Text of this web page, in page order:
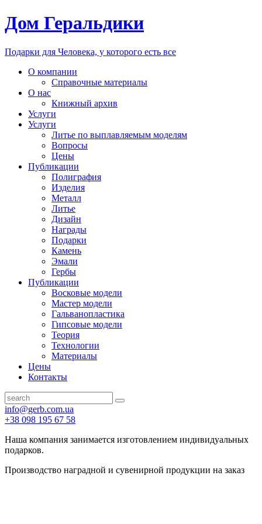
Дом Геральдики
Подарки для Человека, у которого есть все
О компании
Справочные материалы
О нас
Книжный архив
Услуги
Услуги
Литье по выплавляемым моделям
Вопросы
Цены
Публикации
Полиграфия
Изделия
Металл
Литье
Дизайн
Награды
Подарки
Камень
Эмали
Гербы
Публикации
Восковые модели
Мастер модели
Гальванопластика
Гипсовые модели
Теория
Технологии
Материалы
Цены
Контакты
info@gerb.com.ua
+38 098 195 67 58
Наша компания занимается изготовлением индивидуальных
подарков.
Производство наградной и сувенирной продукции на заказ